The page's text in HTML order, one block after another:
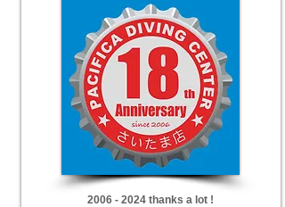
2006 - 2024thanks a lot !